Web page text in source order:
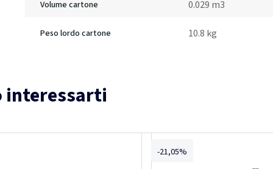
Volume cartone 0.029 m3
Peso lordo cartone 10.8 kg
interessarti
-21,05%